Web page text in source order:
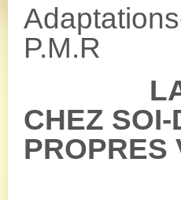
P.M.R
CHEZ
PROPRES